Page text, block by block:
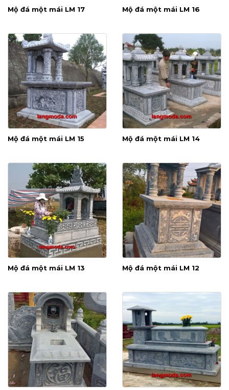
Mộ đá một mái LM 17 Mộ đá một mái LM 16
Mộ đá một mái LM 15 Mộ đá một mái LM 14
Mộ đá một mái LM 13 Mộ đá một mái LM 12